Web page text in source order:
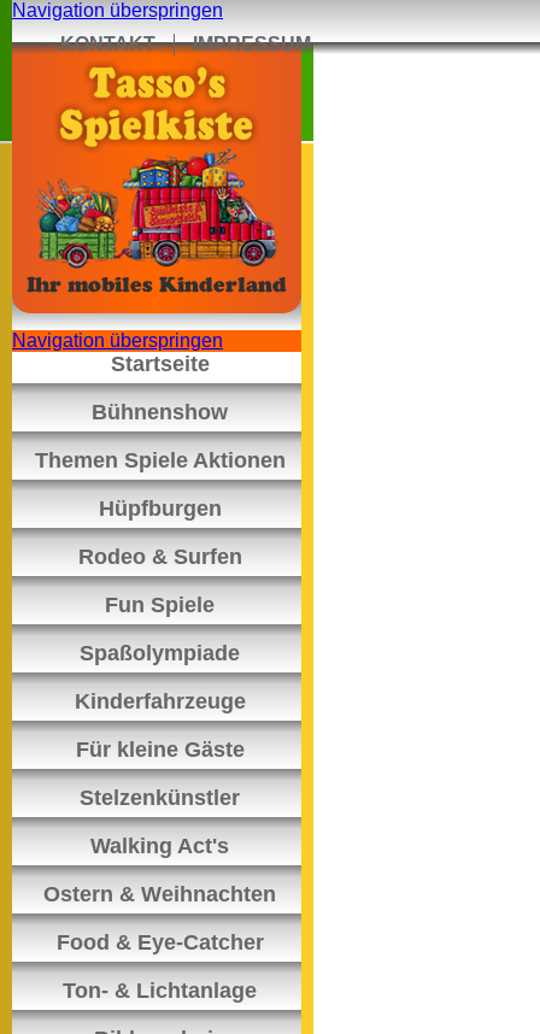
Navigation überspringen
KONTAKT
IMPRESSUM
Navigation überspringen
Startseite
Bühnenshow
Themen Spiele Aktionen
Hüpfburgen
Rodeo & Surfen
Fun Spiele
Spaßolympiade
Kinderfahrzeuge
Für kleine Gäste
Stelzenkünstler
Walking Act's
Ostern & Weihnachten
Food & Eye-Catcher
Ton- & Lichtanlage